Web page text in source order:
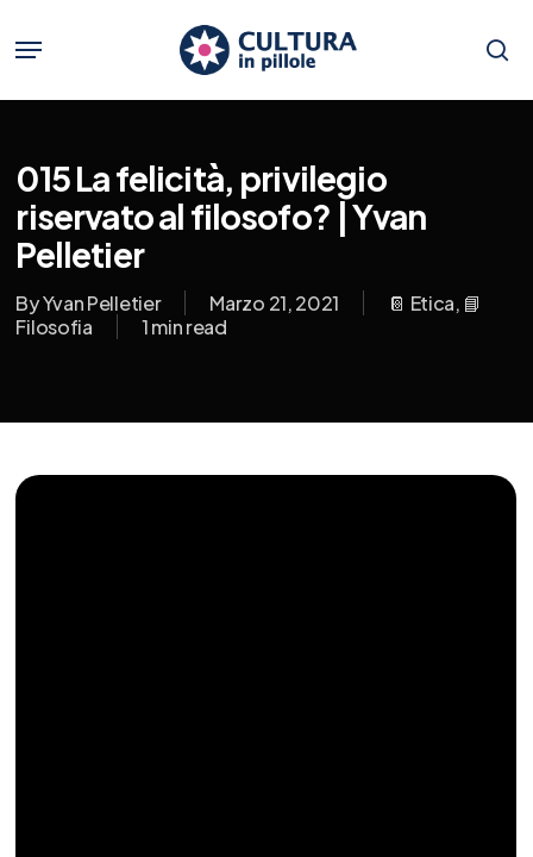
main
content
Menu
015 La felicità, privilegio
riservato al filosofo? | Yvan
Pelletier
ByYvan Pelletier Marzo 21, 2021 📔 Etica, 📘
Filosofia
1 min read